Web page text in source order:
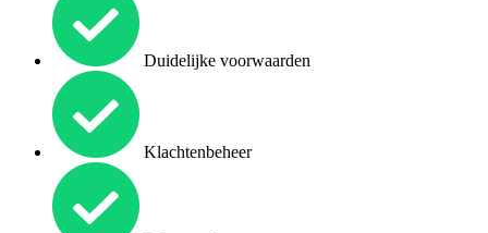
Duidelijke voorwaarden
Klachtenbeheer